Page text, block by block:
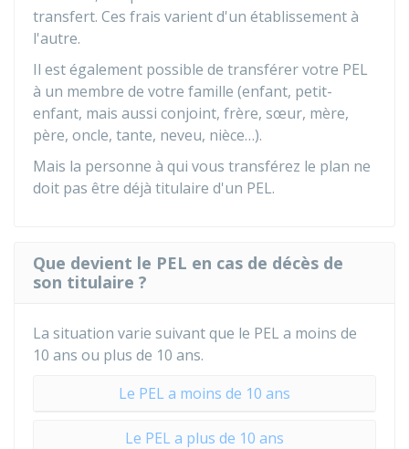
transfert. Ces frais varient d'un établissement à
l'autre.
Il est également possible de transférer votre PEL
à un membre de votre famille (enfant, petit-
enfant, mais aussi conjoint, frère, sœur, mère,
père, oncle, tante, neveu, nièce…).
Mais la personne à qui vous transférez le plan ne
doit pas être déjà titulaire d'un PEL.
Que devient le PEL en cas de décès de
son titulaire ?
La situation varie suivant que le PEL a moins de
10 ans ou plus de 10 ans.
Le PEL a moins de 10 ans
Le PEL a plus de 10 ans